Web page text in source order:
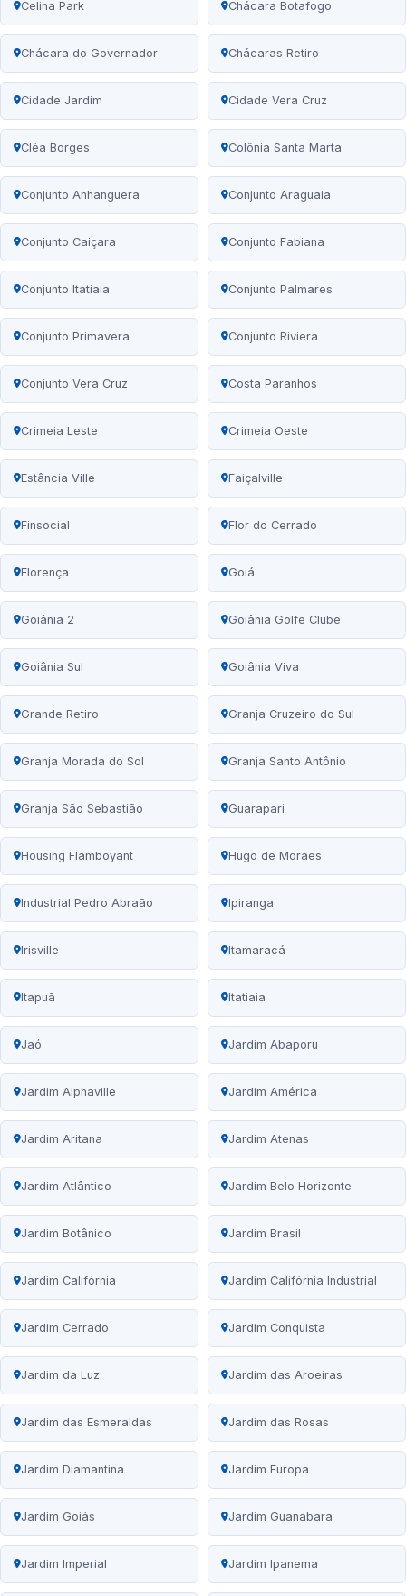
Celina Park Chácara Botafogo
Chácara do Governador Chácaras Retiro
Cidade Jardim Cidade Vera Cruz
Cléa Borges Colônia Santa Marta
Conjunto Anhanguera Conjunto Araguaia
Conjunto Caiçara Conjunto Fabiana
Conjunto Itatiaia Conjunto Palmares
Conjunto Primavera Conjunto Riviera
Conjunto Vera Cruz Costa Paranhos
Crimeia Leste Crimeia Oeste
Estância Ville Faiçalville
Finsocial Flor do Cerrado
Florença Goiá
Goiânia 2 Goiânia Golfe Clube
Goiânia Sul Goiânia Viva
Grande Retiro Granja Cruzeiro do Sul
Granja Morada do Sol Granja Santo Antônio
Granja São Sebastião Guarapari
Housing Flamboyant Hugo de Moraes
Industrial Pedro Abraão Ipiranga
Irisville Itamaracá
Itapuã Itatiaia
Jaó Jardim Abaporu
Jardim Alphaville Jardim América
Jardim Aritana Jardim Atenas
Jardim Atlântico Jardim Belo Horizonte
Jardim Botânico Jardim Brasil
Jardim Califórnia Jardim Califórnia Industrial
Jardim Cerrado Jardim Conquista
Jardim da Luz Jardim das Aroeiras
Jardim das Esmeraldas Jardim das Rosas
Jardim Diamantina Jardim Europa
Jardim Goiás Jardim Guanabara
Jardim Imperial Jardim Ipanema